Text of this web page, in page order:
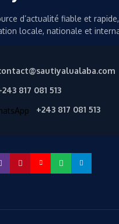
d’actualité fiable et
locale, nationale et
817 081 513
+243 817 081 513